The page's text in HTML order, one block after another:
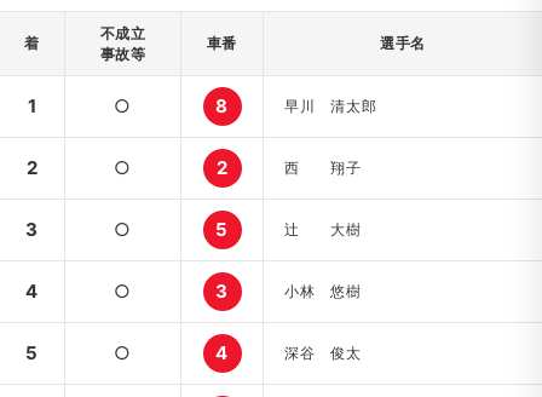
着
不成立
事故等
車番 選手名
1 ○ 8 早川 清太郎
2 ○ 2 西 翔子
3 ○ 5 辻 大樹
4 ○ 3 小林 悠樹
5 ○ 4 深谷 俊太